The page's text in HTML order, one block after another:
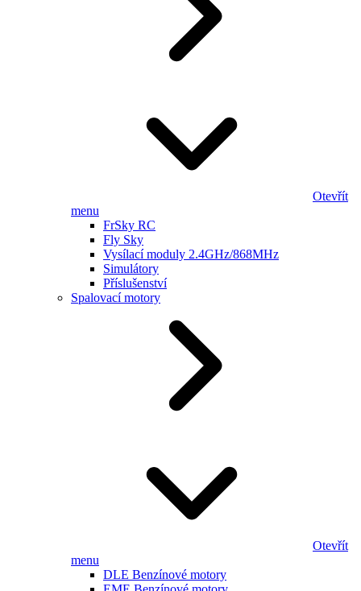
Otevřít
menu
FrSky RC
Fly Sky
Vysílací moduly 2.4GHz/868MHz
Simulátory
Příslušenství
Spalovací motory
Otevřít
menu
DLE Benzínové motory